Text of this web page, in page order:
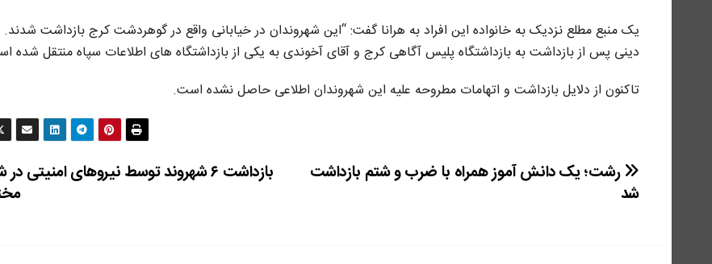
یک منبع مطلع نزدیک به خانواده این افراد به هرانا گفت: “این شهروندان در خیابانی واقع در گوهردشت کرج بازداشت
دینی پس از بازداشت به بازداشتگاه پلیس آگاهی کرج و آقای آخوندی به یکی از بازداشتگاه های اطلاعات سپاه منتقل شده
تاکنون از دلایل بازداشت و اتهامات مطروحه علیه این شهروندان اطلاعی حاصل نشده است.
راهبری
نوشته
بازداشت ۶ شهروند توسط نیروهای امنیتی
رشت؛ یک دانش آموز همراه با ضرب و شتم بازداشت
شد